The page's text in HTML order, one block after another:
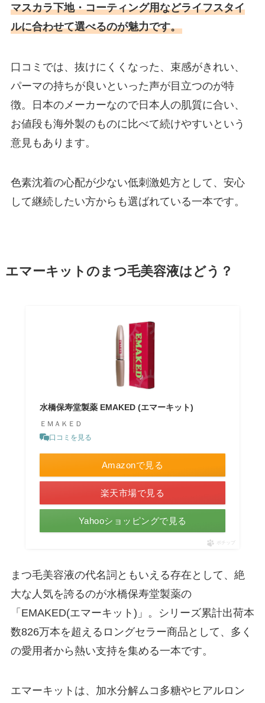
マスカラ下地・コーティング用などライフスタイ
ルに合わせて選べるのが魅力です。
口コミでは、抜けにくくなった、束感がきれい、
パーマの持ちが良いといった声が目立つのが特
徴。日本のメーカーなので日本人の肌質に合い、
お値段も海外製のものに比べて続けやすいという
意見もあります。
色素沈着の心配が少ない低刺激処方として、安心
して継続したい方からも選ばれている一本です。
エマーキットのまつ毛美容液はどう？
水橋保寿堂製薬 EMAKED (エマーキット)
ＥＭＡＫＥＤ
口コミを見る
Amazonで見る
楽天市場で見る
Yahooショッピングで見る
ポチップ
まつ毛美容液の代名詞ともいえる存在として、絶
大な人気を誇るのが水橋保寿堂製薬の
「EMAKED(エマーキット)」。シリーズ累計出荷本
数826万本を超えるロングセラー商品として、多く
の愛用者から熱い支持を集める一本です。
エマーキットは、加水分解ムコ多糖やヒアルロン